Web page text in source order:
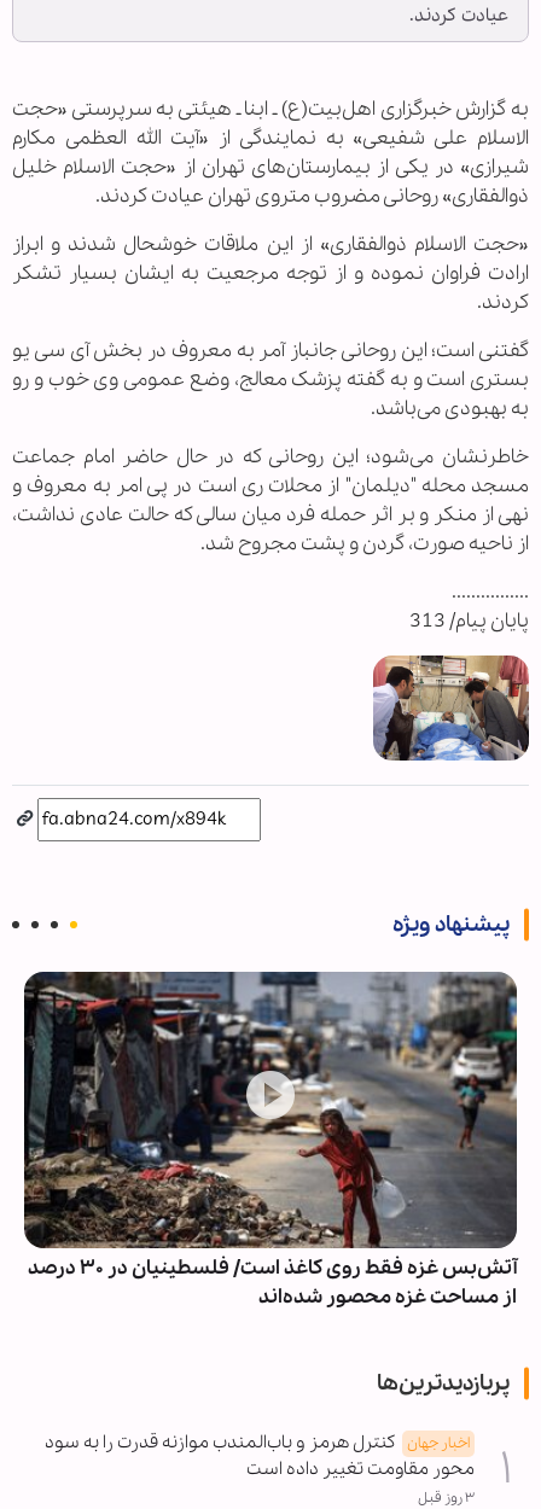
عیادت کردند.
به گزارش خبرگزاری اهل‌بیت(ع) ـ ابنا ـ هیئتی به سرپرستی «حجت
الاسلام علی شفیعی» به نمایندگی از «آیت الله العظمی مکارم
شیرازی» در یکی از بیمارستان‌های تهران از «حجت الاسلام خلیل
ذوالفقاری» روحانی مضروب متروی تهران عیادت کردند.
«حجت الاسلام ذوالفقاری» از این ملاقات خوشحال شدند و ابراز
ارادت فراوان نموده و از توجه مرجعیت به ایشان بسیار تشکر
کردند.
گفتنی است؛ این روحانی جانباز آمر به معروف در بخش آی سی یو
بستری است و به گفته پزشک معالج، وضع عمومی وی خوب و رو
به بهبودی می‌باشد.
خاطرنشان می‌شود؛ این روحانی که در حال حاضر امام جماعت
مسجد محله "دیلمان" از محلات ری است در پی امر به معروف و
نهی از منکر و بر اثر حمله فرد میان سالی که حالت عادی نداشت،
از ناحیه صورت، گردن و پشت مجروح شد.
................
پایان پیام/ 313
پیشنهاد ویژه
آتش‌بس غزه فقط روی کاغذ است/ فلسطینیان در ۳۰ درصد
از مساحت غزه محصور شده‌اند
پربازدیدترین‌ها
اخبار جهان کنترل هرمز و باب‌المندب موازنه قدرت را به سود
محور مقاومت تغییر داده است
۳ روز قبل